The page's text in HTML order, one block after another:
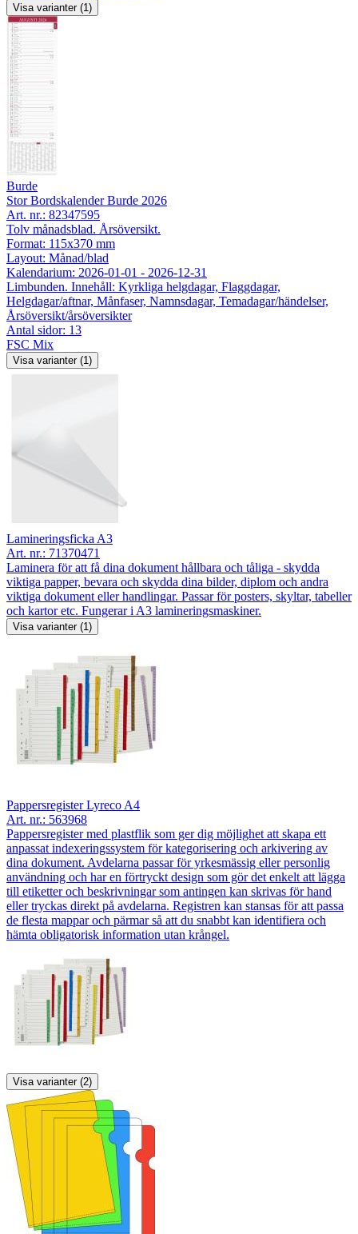
Visa varianter (1)
Burde
Stor Bordskalender Burde 2026
Art. nr.: 82347595
Tolv månadsblad. Årsöversikt.
Format: 115x370 mm
Layout: Månad/blad
Kalendarium: 2026-01-01 - 2026-12-31
Limbunden. Innehåll: Kyrkliga helgdagar, Flaggdagar,
Helgdagar/aftnar, Månfaser, Namnsdagar, Temadagar/händelser,
Årsöversikt/årsöversikter
Antal sidor: 13
FSC Mix
Visa varianter (1)
Lamineringsficka A3
Art. nr.: 71370471
Laminera för att få dina dokument hållbara och tåliga - skydda
viktiga papper, bevara och skydda dina bilder, diplom och andra
viktiga dokument eller handlingar. Passar för posters, skyltar, tabeller
och kartor etc. Fungerar i A3 lamineringsmaskiner.
Visa varianter (1)
Pappersregister Lyreco A4
Art. nr.: 563968
Pappersregister med plastflik som ger dig möjlighet att skapa ett
anpassat indexeringssystem för kategorisering och arkivering av
dina dokument. Avdelarna passar för yrkesmässig eller personlig
användning och har en förtryckt design som gör det enkelt att lägga
till etiketter och beskrivningar som antingen kan skrivas för hand
eller tryckas direkt på avdelarna. Registren kan stansas för att passa
de flesta mappar och pärmar så att du snabbt kan identifiera och
hämta obligatorisk information utan krångel.
Visa varianter (2)